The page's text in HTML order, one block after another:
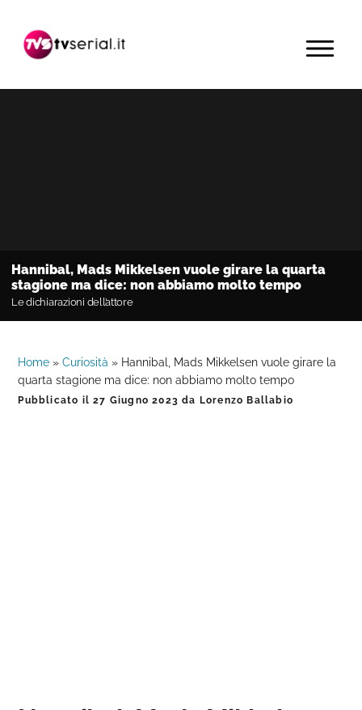
navigazione
contenuto
barra
primaria
MENU
Hannibal, Mads Mikkelsen vuole girare la quarta
stagione ma dice: non abbiamo molto tempo
Le dichiarazioni dell’attore
Home »Curiosità » Hannibal, Mads Mikkelsen vuole girare la
quarta stagione ma dice: non abbiamo molto tempo
Pubblicato il27 Giugno 2023 da Lorenzo Ballabio